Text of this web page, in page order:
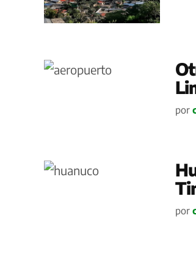
por
por